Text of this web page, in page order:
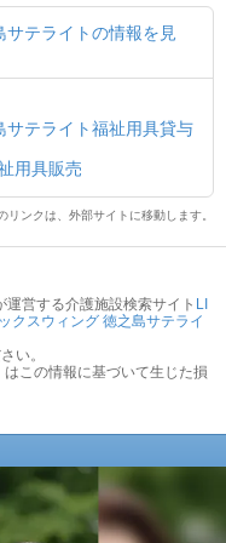
テライトの情報を見
テライト福祉用具貸与
用具販売
リンクは、外部サイトに移動します。
営する介護施設検索サイト LI
クスウィング 徳之島サテライ
い。
この情報に基づいて生じた損